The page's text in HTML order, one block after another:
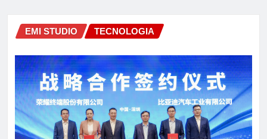
EMI STUDIO TECNOLOGIA